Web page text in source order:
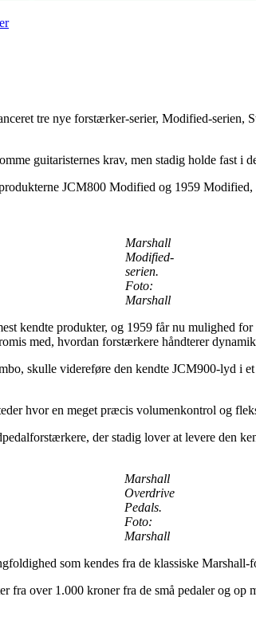
tre nye forstærker-serier, Modified-
guitaristernes krav, men stadig holde fast i
JCM800 Modified og 1959
Marshall
Modified-
serien.
Foto:
Marshall
kendte produkter, og 1959 får nu mulighed
med, hvordan forstærkere håndterer
skulle videreføre den kendte JCM900-lyd i
hvor en meget præcis volumenkontrol og
der stadig lover at levere den
Marshall
Overdrive
Pedals.
Foto:
Marshall
som kendes fra de klassiske Marshall-
over 1.000 kroner fra de små pedaler og op